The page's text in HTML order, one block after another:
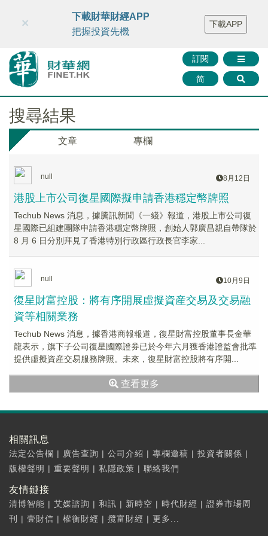
財華智庫網 FINTV FINMETA 財華證券 媒體矩陣
智庫沙龍
聯絡我們
訂閱
简
×
下載財華財經APP
把握投資先機
下載APP
搜尋結果
文章 專欄
null 8月12日
港股上市公司復星國際擬申請香港穩定幣牌照
Techub News 消息，據騰訊新聞《一綫》報道，港股上市公司復
星國際已組建團隊申請香港穩定幣牌照，創始人郭廣昌親自帶隊於
8 月 6 日分別拜見了香港特別行政區行政長官李家...
null 10月9日
復星財富控股：將有序開展虛擬資産交易及交易融
資等相關業務
Techub News 消息，據香港商報報道，復星財富控股董事長金華
龍表示，旗下子公司復星國際證券已於今年六月獲香港證監會批準
提供虛擬資産交易服務牌照。未來，復星財富控股將有序開...
查看更多
相關訊息
法定公告欄 | 廣告查詢 | 公司介紹 | 專欄邀稿 | 投資者關係 |
版權聲明 | 重要聲明 | 私隱政策 | 聯絡我們
友情鏈接
清博智能 | 艾媒諮詢 | 和訊 | 新時空 | 時代財經 | 證券市場周
刊
| 壹財信 | 權衡財經 | 攬富財經 | 更多...